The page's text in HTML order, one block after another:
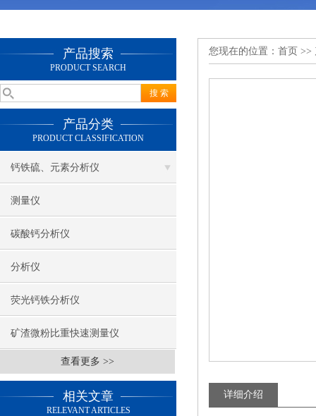
产品搜索
PRODUCT SEARCH
产品分类
PRODUCT CLASSIFICATION
钙铁硫、元素分析仪
测量仪
碳酸钙分析仪
分析仪
荧光钙铁分析仪
矿渣微粉比重快速测量仪
查看更多 >>
相关文章
RELEVANT ARTICLES
您现在的位置： 首页 >>
详细介绍